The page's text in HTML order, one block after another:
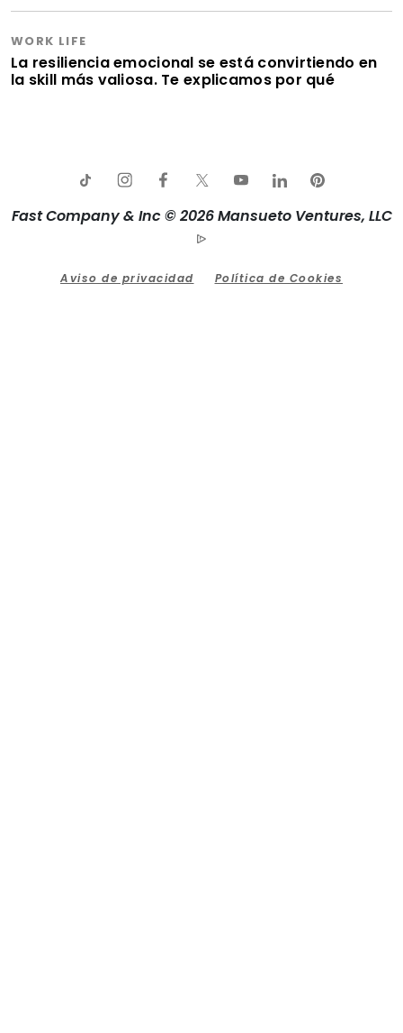
WORK LIFE
La resiliencia emocional se está convirtiendo en
la skill más valiosa. Te explicamos por qué
Fast Company & Inc © 2026 Mansueto Ventures, LLC
Aviso de privacidad Política de Cookies